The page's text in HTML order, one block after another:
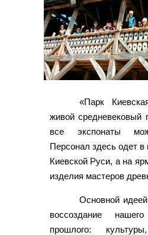
«Парк
живой средневековый
все экспонаты
Персонал здесь одет
Киевской Руси, а на
изделия мастеров
Основной
воссоздание нашего
прошлого: